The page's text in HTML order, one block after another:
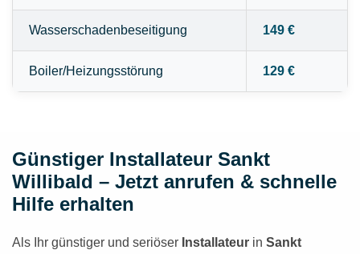
Wasserschadenbeseitigung 149 €
Boiler/Heizungsstörung 129 €
Günstiger Installateur Sankt
Willibald – Jetzt anrufen & schnelle
Hilfe erhalten
Als Ihr günstiger und seriöser Installateur in Sankt